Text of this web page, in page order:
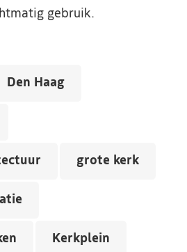
gebruik.
Den Haag
grote kerk
Kerkplein